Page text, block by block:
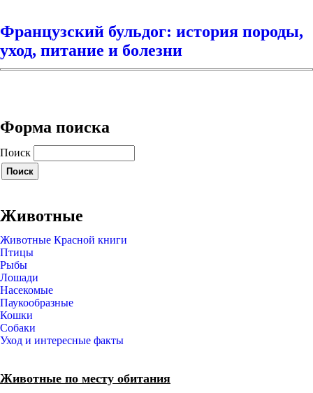
Французский бульдог: история породы,
уход, питание и болезни
Форма поиска
Поиск
Животные
Животные Красной книги
Птицы
Рыбы
Лошади
Насекомые
Паукообразные
Кошки
Собаки
Уход и интересные факты
Животные по месту обитания